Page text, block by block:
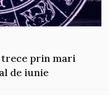
trece prin mari
de iunie